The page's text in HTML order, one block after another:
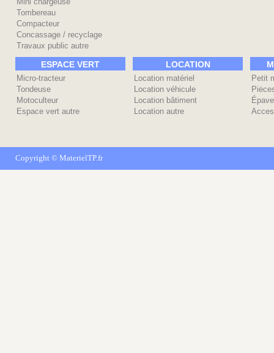
Tombereau
Compacteur
Concassage / recyclage
Travaux public autre
ESPACE VERT
Micro-tracteur
Tondeuse
Motoculteur
Espace vert autre
LOCATION
Location matériel
Location véhicule
Location bâtiment
Location autre
Petit
Épave
Copyright © MaterielTP.fr